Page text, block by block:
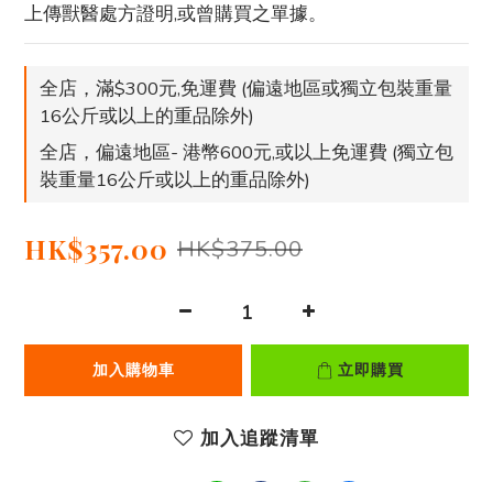
上傳獸醫處方證明,或曾購買之單據。
全店，滿$300元,免運費 (偏遠地區或獨立包裝重量
16公斤或以上的重品除外)
全店，偏遠地區- 港幣600元,或以上免運費 (獨立包
裝重量16公斤或以上的重品除外)
HK$357.00 HK$375.00
加入購物車 立即購買
加入追蹤清單